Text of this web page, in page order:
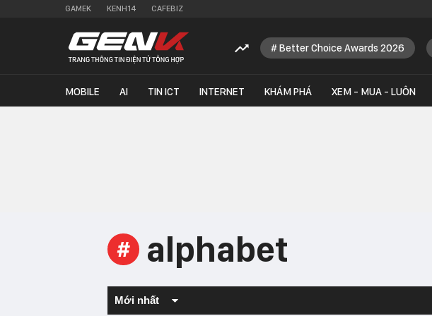
GAMEK KENH14 CAFEBIZ
Better Choice Awards 2026
MOBILE AI TIN ICT INTERNET KHÁM PHÁ XEM - MUA - LUÔN
# alphabet
Mới nhất